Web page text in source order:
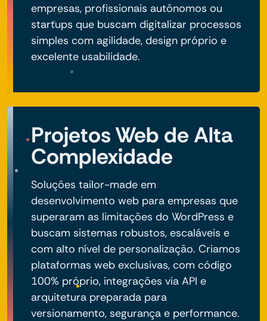
empresas, profissionais autônomos ou
startups que buscam digitalizar processos
simples com agilidade, design próprio e
excelente usabilidade.
Projetos Web de Alta
Complexidade
Soluções tailor-made em
desenvolvimento web para empresas que
superaram as limitações do WordPress e
buscam sistemas robustos, escaláveis e
com alto nível de personalização. Criamos
plataformas web exclusivas, com código
100% próprio, integrações via API e
arquitetura preparada para
versionamento, segurança e performance.